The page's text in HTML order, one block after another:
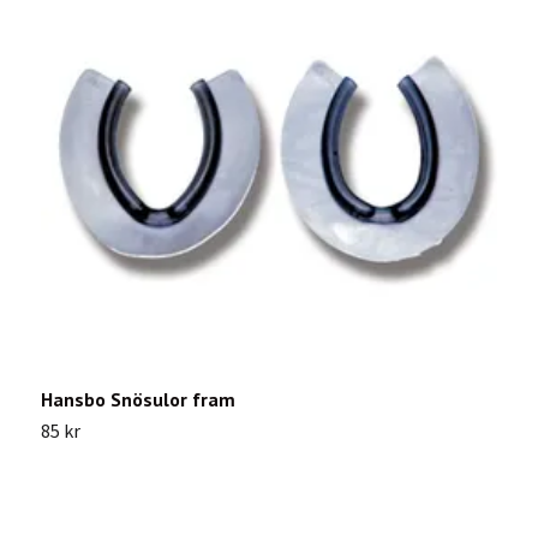
Hansbo Snösulor fram
85 kr